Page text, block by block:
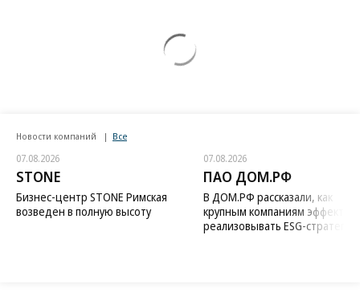
Новости компаний Все
07.08.2026
STONE
Бизнес-центр STONE Римская
возведен в полную высоту
07.08.2026
ПАО ДОМ.РФ
В ДОМ.РФ рассказали, как
крупным компаниям
реализовывать ESG-стратегию